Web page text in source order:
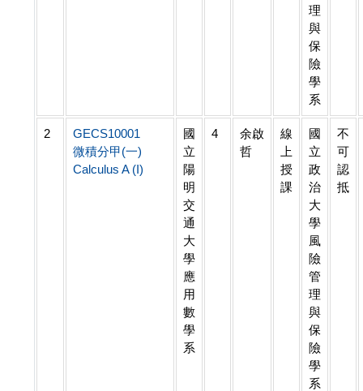
理
與
保
險
學
系
2
GECS10001
微積分甲(一)
Calculus A (I)
國
立
陽
明
交
通
大
學
應
用
數
學
系
4
余啟
哲
線
上
授
課
國
立
政
治
大
學
風
險
管
理
與
保
險
學
系
不
可
認
抵